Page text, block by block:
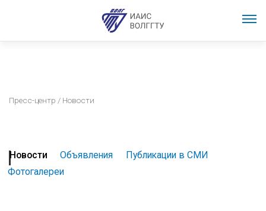
Пресс-центр / Новости
Новости Объявления
Публикации в СМИ
Фотогалереи